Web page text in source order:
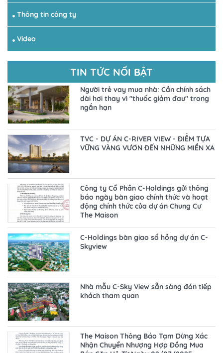
Thông tin công ty
Video
TIN TỨC NỔI BẬT
Người trẻ vay mua nhà: Cần chính sách
dài hơi thay vì "thuốc giảm đau" trong
ngắn hạn
TVC - DỰ ÁN C-RIVER VIEW - ĐIỂM TỰA
VỮNG VÀNG VƯƠN ĐẾN NHỮNG MIỀN XA
Công ty Cổ Phần C-Holdings gửi thông
báo ngày bàn giao chính thức và hoạt
động chính thức của dự án Chung Cư
The Maison
C-Holdings bàn giao sổ hồng dự án C-
Skyview
Nhà mẫu C-Sky View sẵn sàng đón tiếp
khách tham quan
The Maison Thông Báo Tạm Dừng Xác
Nhận Chuyển Nhượng Hợp Đồng Mua